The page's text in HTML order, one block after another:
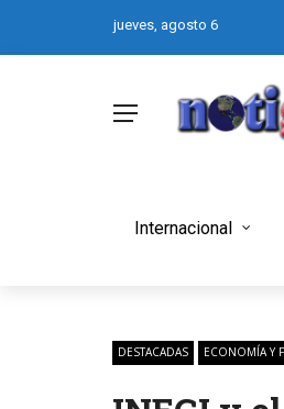
jueves, agosto 6
Internacional
DESTACADAS ECONOMÍA Y